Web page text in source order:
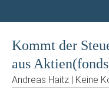
Kommt der
aus
Andreas Haitz | Keine